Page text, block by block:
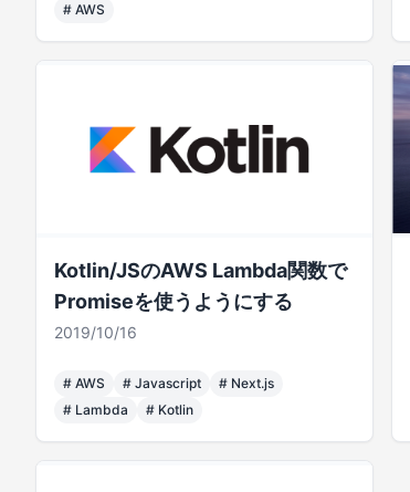
# AWS
Kotlin/JSのAWS Lambda関数で
Promiseを使うようにする
2019/10/16
# AWS # Javascript # Next.js
# Lambda # Kotlin